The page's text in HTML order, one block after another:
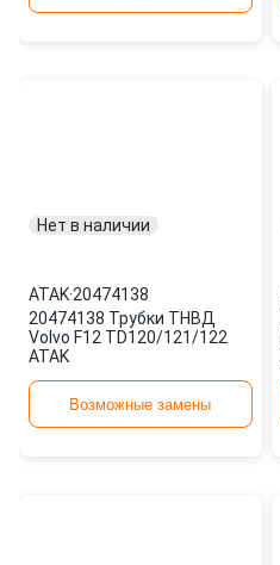
Нет в наличии
ATAK·20474138
20474138 Трубки ТНВД
Volvo F12 TD120/121/122
ATAK
Возможные замены